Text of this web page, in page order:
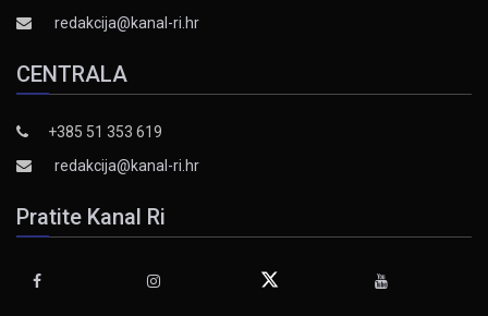
redakcija@kanal-ri.hr
CENTRALA
+385 51 353 619
redakcija@kanal-ri.hr
Pratite Kanal Ri